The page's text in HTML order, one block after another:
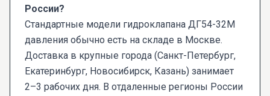
России?
Стандартные модели гидроклапана ДГ54-32М
давления обычно есть на складе в Москве.
Доставка в крупные города (Санкт-Петербург,
Екатеринбург, Новосибирск, Казань) занимает
2–3 рабочих дня. В отдаленные регионы России